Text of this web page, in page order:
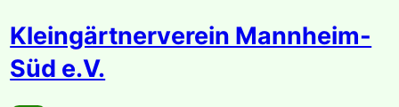
Zum
Inhalt
springen
Kleingärtnerverein Mannheim-
Süd e.V.